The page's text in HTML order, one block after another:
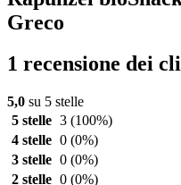
Greco
1 recensione dei
5,0 su 5 stelle
5 stelle 3 (100%)
4 stelle 0 (0%)
3 stelle 0 (0%)
2 stelle 0 (0%)